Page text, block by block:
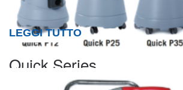
Quick Series
LEGGI TUTTO